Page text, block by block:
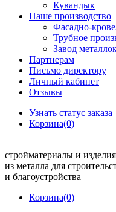
Кувандык
Наше производство
Фасадно-
Трубное
Завод
Партнерам
Письмо директору
Личный кабинет
Отзывы
Узнать статус заказа
Корзина(0)
стройматериалы и изделия
из металла для
и благоустройства
Корзина(0)